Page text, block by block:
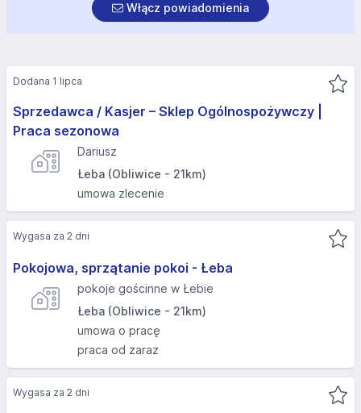
Włącz powiadomienia
Sprzedawca / Kasjer – Sklep Ogólnospożywczy |
Praca sezonowa
Dariusz
Łeba (Obliwice - 21km)
umowa zlecenie
Dodana 1 lipca
Pokojowa, sprzątanie pokoi - Łeba
pokoje gościnne w Łebie
Łeba (Obliwice - 21km)
umowa o pracę
praca od zaraz
Wygasa za 2 dni
Wygasa za 2 dni